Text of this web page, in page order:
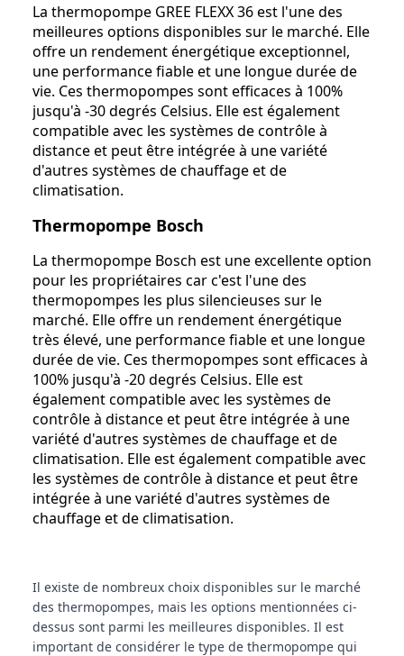
La thermopompe GREE FLEXX 36 est l'une des
meilleures options disponibles sur le marché. Elle
offre un rendement énergétique exceptionnel,
une performance fiable et une longue durée de
vie. Ces thermopompes sont efficaces à 100%
jusqu'à -30 degrés Celsius. Elle est également
compatible avec les systèmes de contrôle à
distance et peut être intégrée à une variété
d'autres systèmes de chauffage et de
climatisation.
Thermopompe Bosch
La thermopompe Bosch est une excellente option
pour les propriétaires car c'est l'une des
thermopompes les plus silencieuses sur le
marché. Elle offre un rendement énergétique
très élevé, une performance fiable et une longue
durée de vie. Ces thermopompes sont efficaces à
100% jusqu'à -20 degrés Celsius. Elle est
également compatible avec les systèmes de
contrôle à distance et peut être intégrée à une
variété d'autres systèmes de chauffage et de
climatisation. Elle est également compatible avec
les systèmes de contrôle à distance et peut être
intégrée à une variété d'autres systèmes de
chauffage et de climatisation.
Il existe de nombreux choix disponibles sur le marché
des thermopompes, mais les options mentionnées ci-
dessus sont parmi les meilleures disponibles. Il est
important de considérer le type de thermopompe qui